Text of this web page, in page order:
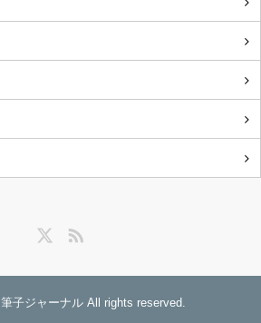
筆子ジャーナルAll rights reserved.